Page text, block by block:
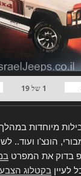
1 של19
מיוחדות
הונצ'ו ועוד..
בדוק את המפרט
לעיין בקטלוג